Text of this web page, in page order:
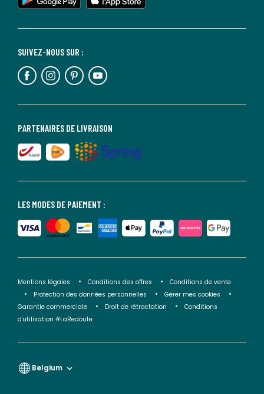
LES MODES DE PAIEMENT :
PARTENAIRES DE LIVRAISON
SUIVEZ-NOUS SUR :
Mentions légales Conditions des offres
Conditions de vente
Protection des données personnelles
Gérer mes cookies
Garantie commerciale
Droit de rétractation
Conditions
d'utilisation #LaRedoute
Belgium